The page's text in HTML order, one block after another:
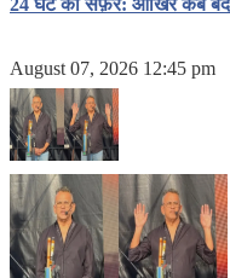
August 07, 2026 12:45 pm